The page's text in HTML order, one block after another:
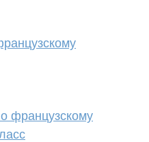
французскому